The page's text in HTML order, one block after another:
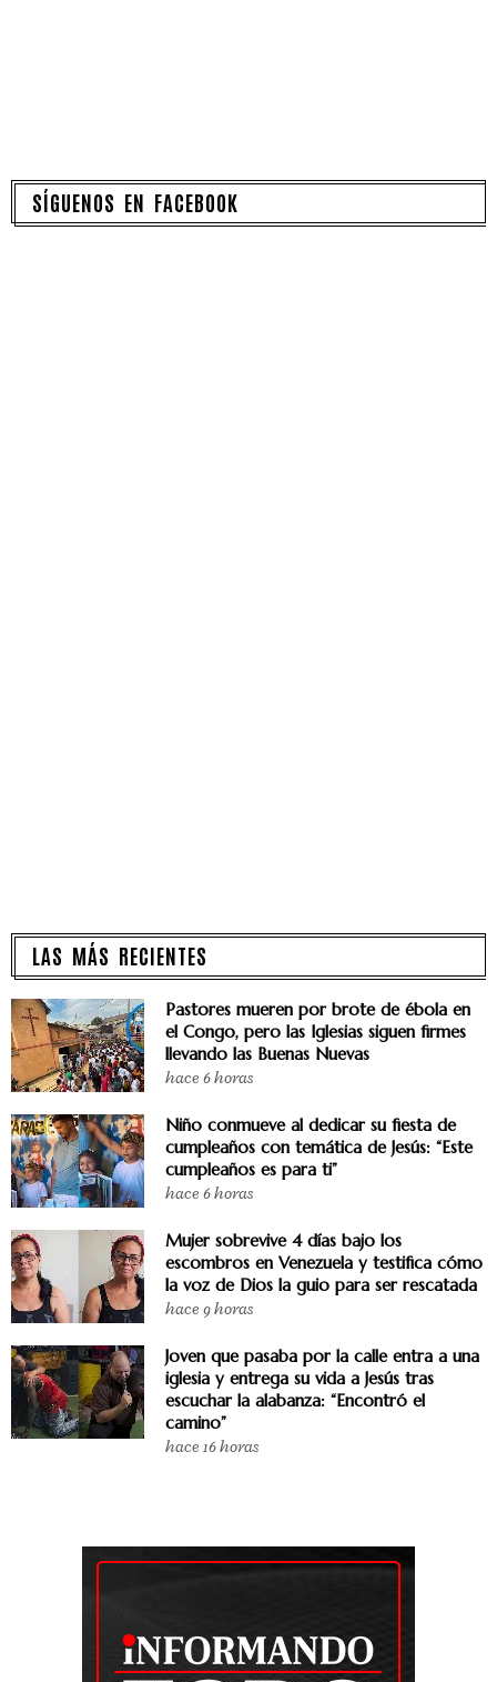
SÍGUENOS EN FACEBOOK
LAS MÁS RECIENTES
Pastores mueren por brote de ébola en
el Congo, pero las Iglesias siguen firmes
llevando las Buenas Nuevas
hace 6 horas
Niño conmueve al dedicar su fiesta de
cumpleaños con temática de Jesús: “Este
cumpleaños es para ti”
hace 6 horas
Mujer sobrevive 4 días bajo los
escombros en Venezuela y testifica cómo
la voz de Dios la guio para ser rescatada
hace 9 horas
Joven que pasaba por la calle entra a una
iglesia y entrega su vida a Jesús tras
escuchar la alabanza: “Encontró el
camino”
hace 16 horas